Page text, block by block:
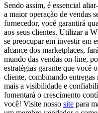
Sendo assim, é essencial
a maior operação de vendas
fornecedor, você garantirá
aos seus clientes. Utilizar a
se preocupar em investir em
alcance dos marketplaces,
mundo das vendas on-line,
estratégias garante que você
cliente, combinando entregas
mais a visibilidade e
fomentará o crescimento
você! Visite nosso site para